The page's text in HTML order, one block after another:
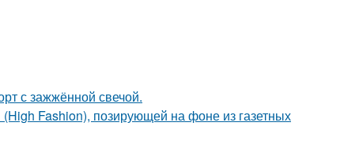
с зажжённой свечой.
Fashion), позирующей на фоне из газетных